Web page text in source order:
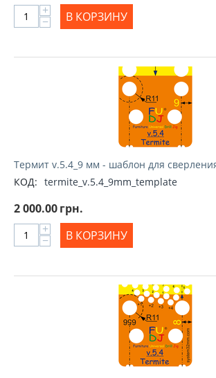
+
− В КОРЗИНУ
Термит v.5.4_9 мм - шаблон для
КОД: termite_v.5.4_9mm_template
2 000.00грн.
+
− В КОРЗИНУ